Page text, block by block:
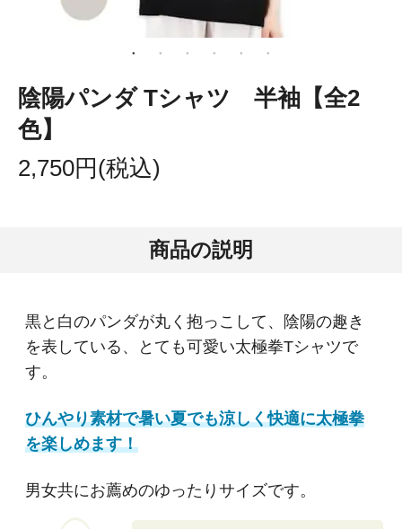
陰陽パンダ Tシャツ 半袖【全2
色】
2,750円(税込)
商品の説明
黒と白のパンダが丸く抱っこして、陰陽の趣き
を表している、とても可愛い太極拳Tシャツで
す。
ひんやり素材で暑い夏でも涼しく快適に太極拳
を楽しめます！
男女共にお薦めのゆったりサイズです。